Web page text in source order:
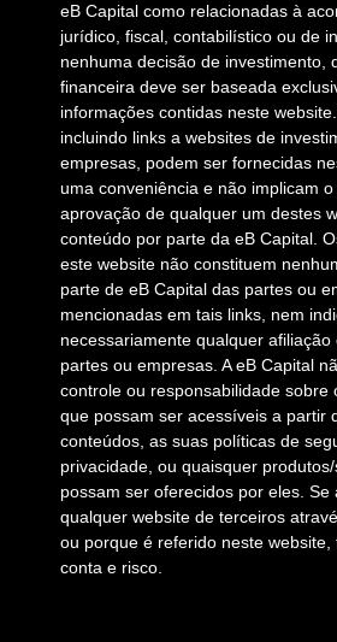
eB Capital como relacionadas à
jurídico, fiscal, contabilístico ou de
nenhuma decisão de investimento,
financeira deve ser baseada
informações contidas neste
incluindo links a websites de
empresas, podem ser fornecidas
uma conveniência e não implicam
aprovação de qualquer um destes
conteúdo por parte da eB Capital.
este website não constituem
parte de eB Capital das partes ou
mencionadas em tais links, nem
necessariamente qualquer
partes ou empresas. A eB Capital
controle ou responsabilidade sobre
que possam ser acessíveis a partir
conteúdos, as suas políticas de
privacidade, ou quaisquer
possam ser oferecidos por eles. Se
qualquer website de terceiros
ou porque é referido neste website,
conta e risco.